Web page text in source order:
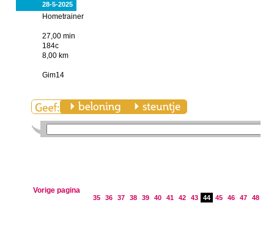
28-5-2025
Hometrainer
27,00 min
184c
8,00 km
Gim14
Vorige pagina
35 36 37 38 39 40 41 42 43 44 45 46 47 48